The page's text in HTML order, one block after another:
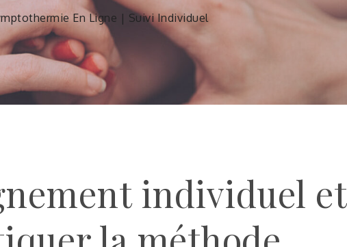
En Ligne | Suivi Individuel
individuel et